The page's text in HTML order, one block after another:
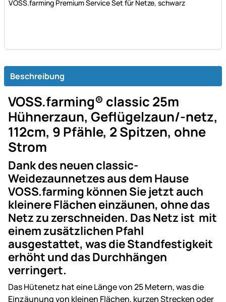
VOSS.farming Premium Service Set für Netze, schwarz
Beschreibung
VOSS.farming® classic 25m
Hühnerzaun, Geflügelzaun/-netz,
112cm, 9 Pfähle, 2 Spitzen, ohne
Strom
Dank des neuen classic-
Weidezaunnetzes aus dem Hause
VOSS.farming können Sie jetzt auch
kleinere Flächen einzäunen, ohne das
Netz zu zerschneiden. Das Netz ist mit
einem zusätzlichen Pfahl
ausgestattet, was die Standfestigkeit
erhöht und das Durchhängen
verringert.
Das Hütenetz hat eine Länge von 25 Metern, was die
Einzäunung von kleinen Flächen, kurzen Strecken oder